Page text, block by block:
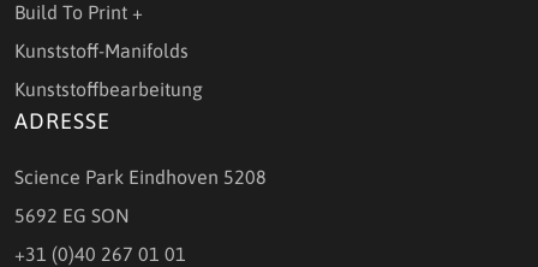
Build To Print +
Kunststoff-Manifolds
Kunststoffbearbeitung
ADRESSE
Science Park Eindhoven 5208
5692 EG SON
+31 (0)40 267 01 01